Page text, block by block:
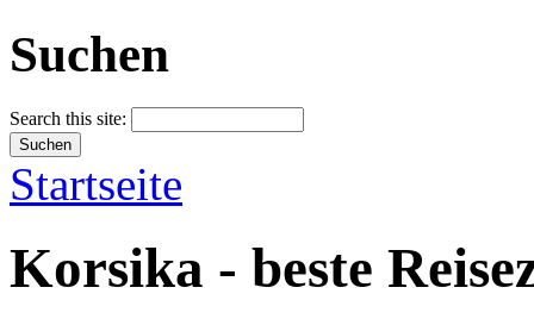
Suchen
Search this site:
Startseite
Korsika - beste